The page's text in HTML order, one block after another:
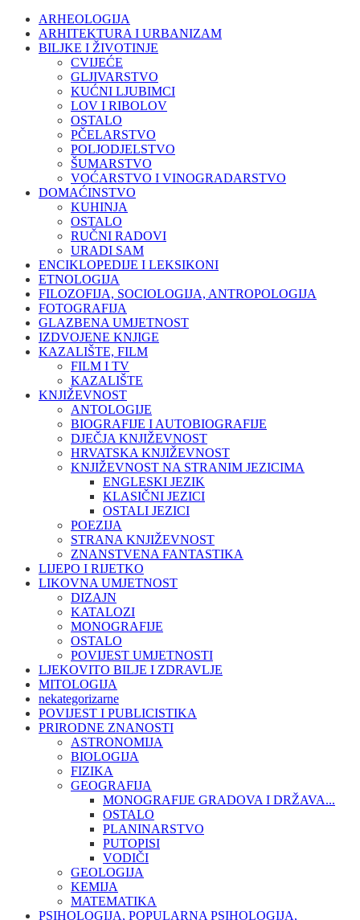
ARHEOLOGIJA
ARHITEKTURA I URBANIZAM
BILJKE I ŽIVOTINJE
CVIJEĆE
GLJIVARSTVO
KUĆNI LJUBIMCI
LOV I RIBOLOV
OSTALO
PČELARSTVO
POLJODJELSTVO
ŠUMARSTVO
VOĆARSTVO I VINOGRADARSTVO
DOMAĆINSTVO
KUHINJA
OSTALO
RUČNI RADOVI
URADI SAM
ENCIKLOPEDIJE I LEKSIKONI
ETNOLOGIJA
FILOZOFIJA, SOCIOLOGIJA, ANTROPOLOGIJA
FOTOGRAFIJA
GLAZBENA UMJETNOST
IZDVOJENE KNJIGE
KAZALIŠTE, FILM
FILM I TV
KAZALIŠTE
KNJIŽEVNOST
ANTOLOGIJE
BIOGRAFIJE I AUTOBIOGRAFIJE
DJEČJA KNJIŽEVNOST
HRVATSKA KNJIŽEVNOST
KNJIŽEVNOST NA STRANIM JEZICIMA
ENGLESKI JEZIK
KLASIČNI JEZICI
OSTALI JEZICI
POEZIJA
STRANA KNJIŽEVNOST
ZNANSTVENA FANTASTIKA
LIJEPO I RIJETKO
LIKOVNA UMJETNOST
DIZAJN
KATALOZI
MONOGRAFIJE
OSTALO
POVIJEST UMJETNOSTI
LJEKOVITO BILJE I ZDRAVLJE
MITOLOGIJA
nekategorizarne
POVIJEST I PUBLICISTIKA
PRIRODNE ZNANOSTI
ASTRONOMIJA
BIOLOGIJA
FIZIKA
GEOGRAFIJA
MONOGRAFIJE GRADOVA I DRŽAVA...
OSTALO
PLANINARSTVO
PUTOPISI
VODIČI
GEOLOGIJA
KEMIJA
MATEMATIKA
PSIHOLOGIJA, POPULARNA PSIHOLOGIJA,